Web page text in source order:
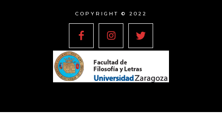
COPYRIGHT © 2022